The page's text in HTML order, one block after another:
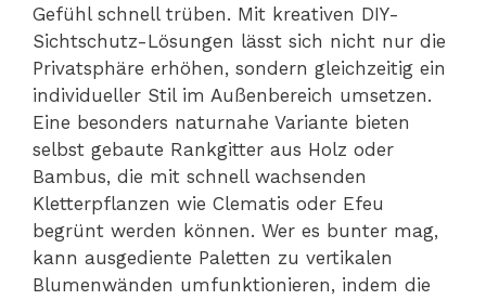
Gefühl schnell trüben. Mit kreativen DIY-
Sichtschutz-Lösungen lässt sich nicht nur die
Privatsphäre erhöhen, sondern gleichzeitig ein
individueller Stil im Außenbereich umsetzen.
Eine besonders naturnahe Variante bieten
selbst gebaute Rankgitter aus Holz oder
Bambus, die mit schnell wachsenden
Kletterpflanzen wie Clematis oder Efeu
begrünt werden können. Wer es bunter mag,
kann ausgediente Paletten zu vertikalen
Blumenwänden umfunktionieren, indem die